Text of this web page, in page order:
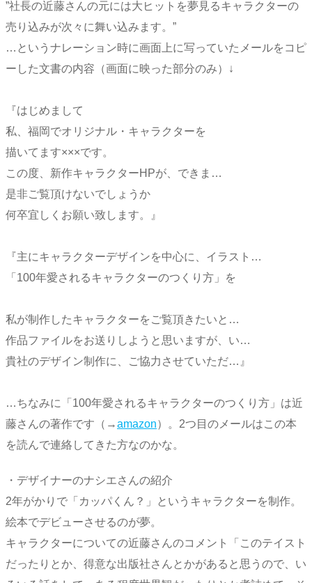
”社長の近藤さんの元には大ヒットを夢見るキャラクターの
売り込みが次々に舞い込みます。”
…というナレーション時に画面上に写っていたメールをコピ
ーした文書の内容（画面に映った部分のみ）↓
『はじめまして
私、福岡でオリジナル・キャラクターを
描いてます×××です。
この度、新作キャラクターHPが、できま…
是非ご覧頂けないでしょうか
何卒宜しくお願い致します。』
『主にキャラクターデザインを中心に、イラスト…
「100年愛されるキャラクターのつくり方」を
私が制作したキャラクターをご覧頂きたいと…
作品ファイルをお送りしようと思いますが、い…
貴社のデザイン制作に、ご協力させていただ…』
…ちなみに「100年愛されるキャラクターのつくり方」は近
藤さんの著作です（→amazon）。2つ目のメールはこの本
を読んで連絡してきた方なのかな。
・デザイナーのナシエさんの紹介
2年がかりで「カッパくん？」というキャラクターを制作。
絵本でデビューさせるのが夢。
キャラクターについての近藤さんのコメント「このテイスト
だったりとか、得意な出版社さんとかがあると思うので、い